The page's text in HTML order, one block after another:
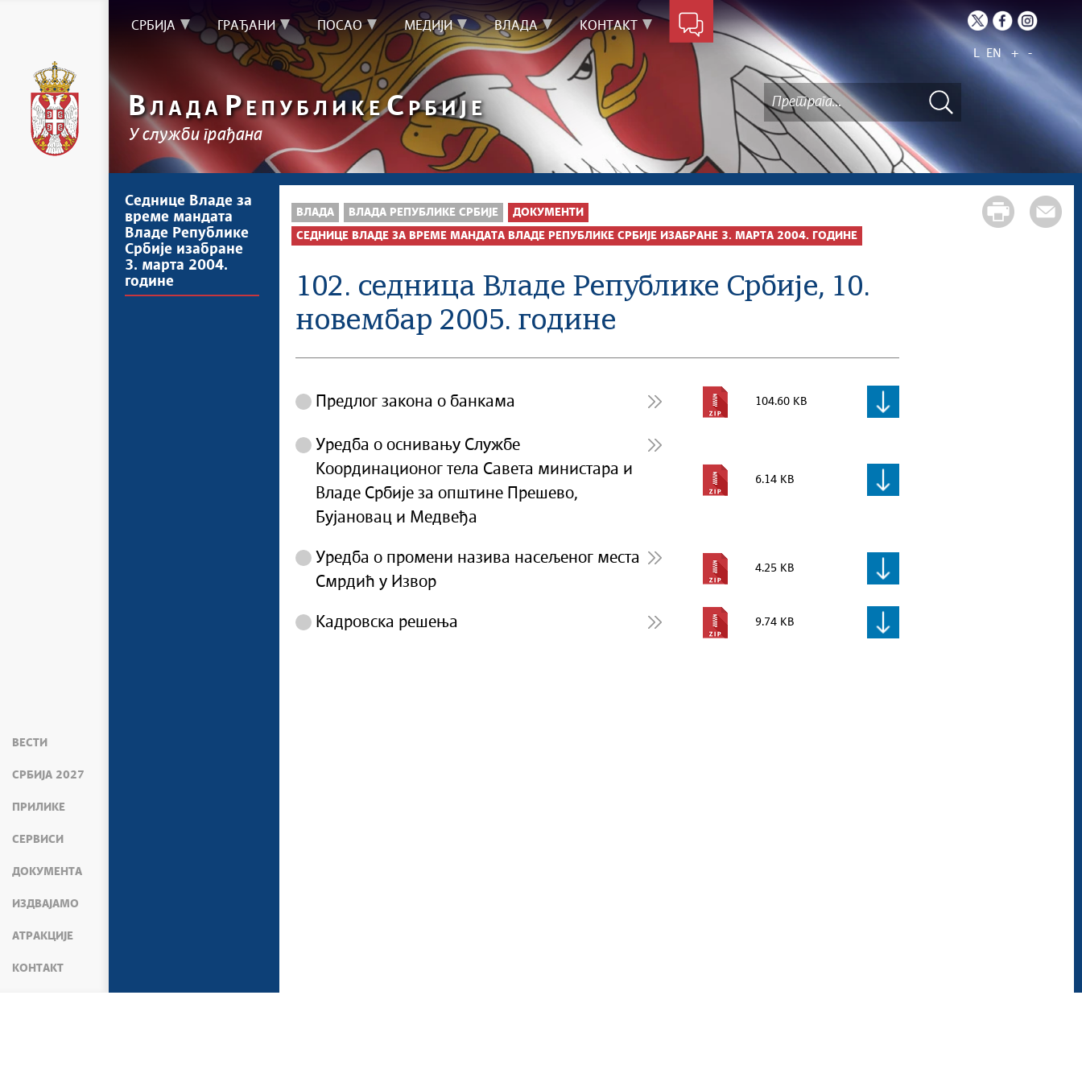
ВЕСТИ
СРБИЈА 2027
ПРИЛИКЕ
СЕРВИСИ
ДОКУМЕНТА
ИЗДВАЈАМО
АТРАКЦИЈЕ
КОНТАКТ
СРБИЈА ГРАЂАНИ ПОСАО МЕДИЈИ ВЛАДА КОНТАКТ
L EN + -
ВЛАДА Р ЕПУБЛИКЕС РБИЈЕ
У служби грађана
Седнице Владе за
време мандата
Владе Републике
Србије изабране
3. марта 2004.
године
ВЛАДА ВЛАДА РЕПУБЛИКЕ СРБИЈЕ ДОКУМЕНТИ
СЕДНИЦЕ ВЛАДЕ ЗА ВРЕМЕ МАНДАТА ВЛАДЕ РЕПУБЛИКЕ СРБИЈЕ ИЗАБРАНЕ 3. МАРТА 2004. ГОДИНЕ
102. седница Владе Републике Србије, 10.
новембар 2005. године
Предлог закона о банкама 104.60 KB
Уредба о оснивању Службе
Координационог тела Савета министара и
Владе Србије за општине Прешево,
Бујановац и Медвеђа
6.14 KB
Уредба о промени назива насељеног места
Смрдић у Извор
4.25 KB
Кадровска решења 9.74 KB